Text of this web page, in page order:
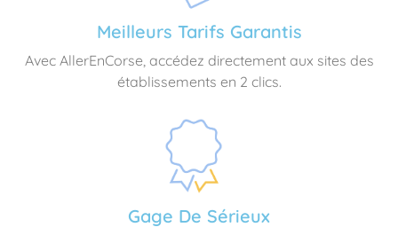
Meilleurs Tarifs Garantis
Avec AllerEnCorse, accédez directement aux sites des
établissements en 2 clics.
Gage De Sérieux